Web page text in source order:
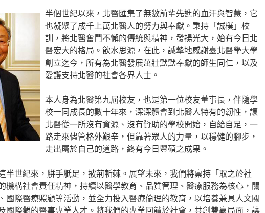
半個世紀以來，北醫匯集了無數前輩先進的血汗與智慧，它
也凝聚了成千上萬北醫人的努力與奉獻。秉持「誠樸」校
訓，將北醫奮鬥不懈的傳統與精神，發揚光大，始有今日北
醫宏大的格局。飲水思源，在此，誠摯地感謝臺北醫學大學
創立迄今，所有為北醫發展茁壯默默奉獻的師生同仁，以及
愛護支持北醫的社會各界人士。
本人身為北醫第九屆校友，也是第一位校友董事長，伴隨學
校一同成長的數十年來，深深體會到北醫人特有的韌性，讓
北醫從一所沒有資源、沒有贊助的學校開始，自給自足，一
路走來儘管格外艱辛，但靠著眾人的力量，以穩健的腳步，
走出屬於自己的道路，終有今日豐碩之成果。
半世紀來，胼手胝足，披荊斬棘。展望未來，我們將稟持「取之於社
機構社會責任精神，持續以醫學教育、品質管理、醫療服務為核心，關
國際醫療照顧等活動，並全力投入醫療倫理的教育，以培養兼具人文關
國際觀的醫事專業人才。將我們的專業回饋於社會，共創雙贏局面，讓